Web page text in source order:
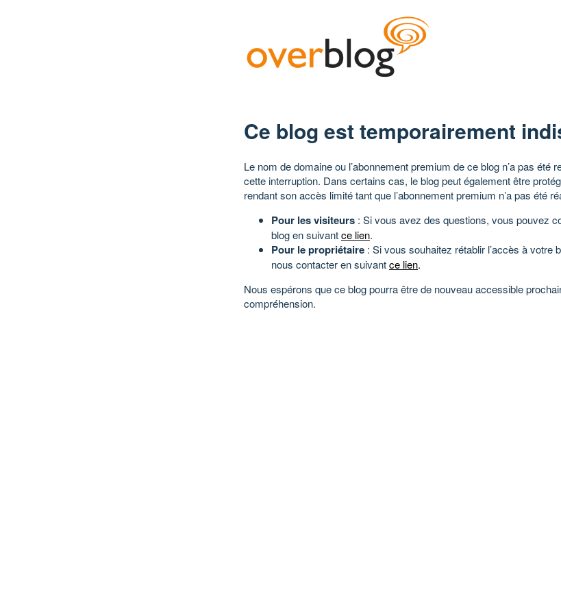
Ce blog est temporairement
Le nom de domaine ou l’abonnement premium de ce blog n’a pas été
cette interruption. Dans certains cas, le blog peut également être
rendant son accès limité tant que l’abonnement premium n’a pas été
Pour les visiteurs : Si vous avez des questions, vous pouvez
blog en suivantce lien.
Pour le propriétaire : Si vous souhaitez rétablir l’accès à votre
nous contacter en suivantce lien.
Nous espérons que ce blog pourra être de nouveau accessible
compréhension.